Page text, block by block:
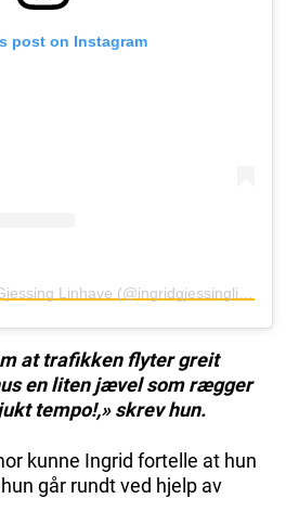
post on Instagram
at trafikken flyter greit
en liten jævel som rægger
tempo!,» skrev hun.
kunne Ingrid fortelle at hun
går rundt ved hjelp av